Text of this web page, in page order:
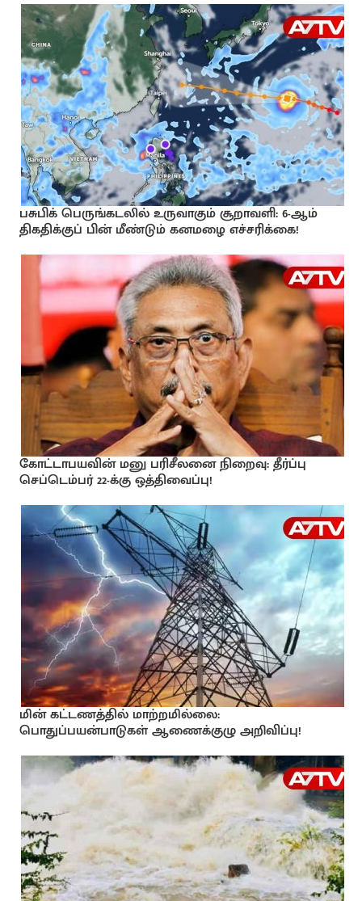
பசுபிக் பெருங்கடலில் உருவாகும் சூறாவளி: 6-ஆம்
திகதிக்குப் பின் மீண்டும் கனமழை எச்சரிக்கை!
கோட்டாபயவின் மனு பரிசீலனை நிறைவு: தீர்ப்பு
செப்டெம்பர் 22-க்கு ஒத்திவைப்பு!
மின் கட்டணத்தில் மாற்றமில்லை:
பொதுப்பயன்பாடுகள் ஆணைக்குழு அறிவிப்பு!